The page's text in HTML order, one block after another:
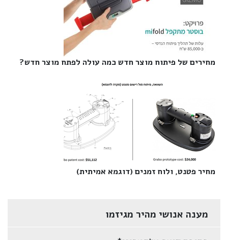
מחירים של פיתוח מוצר חדש כמה עולה לפתח מוצר חדש?‎
מחיר פטנט, ולוח זמנים (דוגמא אמיתית)‎
מענה אנושי מהיר מגיזמו